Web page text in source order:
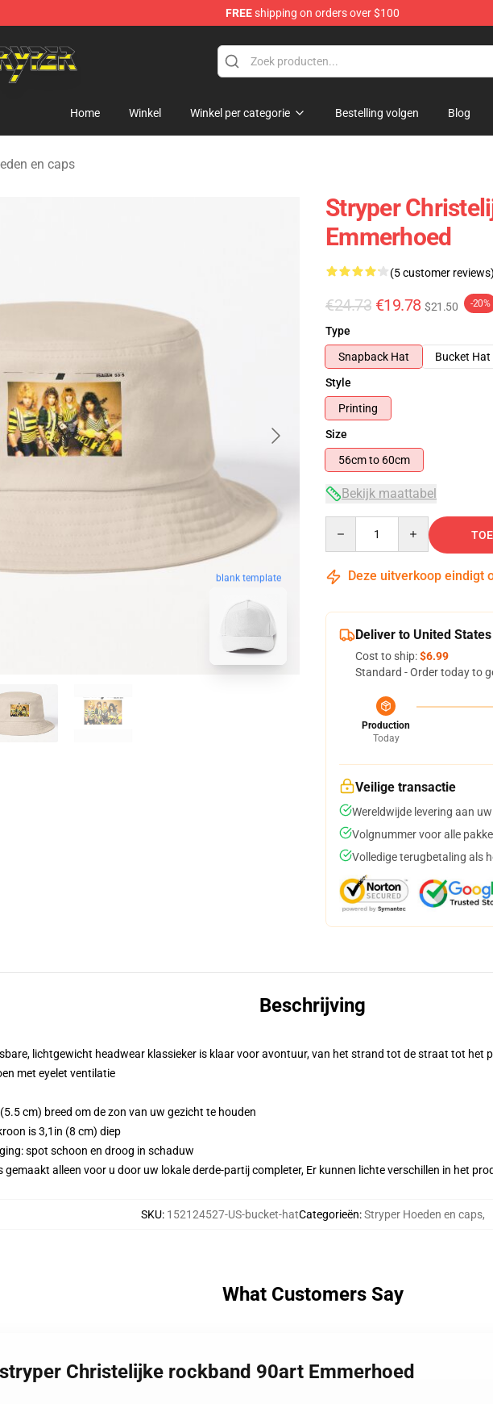
FREEshipping on orders over $100
Shop
Home Winkel Winkel per categorie Bestelling volgen Blog
en caps
blank template
Stryper
Emmerhoed
(5 customer reviews)
€24.73 €19.78 $21.50 -20%
Type
Snapback Hat
Bucket Hat
Style
Printing
Size
56cm to 60cm
Bekijk maattabel
Deze uitverkoop eindigt
Deliver to United States
Cost to ship:$6.99
Standard - Order today to
Production
Today
Veilige transactie
Wereldwijde levering aan
Volgnummer voor alle
Volledige terugbetaling als
Beschrijving
lichtgewicht headwear klassieker is klaar voor avontuur, van het strand tot de straat tot het
met eyelet ventilatie
cm) breed om de zon van uw gezicht te houden
is 3,1in (8 cm) diep
spot schoon en droog in schaduw
gemaakt alleen voor u door uw lokale derde-partij completer, Er kunnen lichte verschillen in het
SKU: 152124527-US-bucket-hatCategorieën:Stryper Hoeden en caps,
What Customers Say
Christelijke rockband 90art Emmerhoed